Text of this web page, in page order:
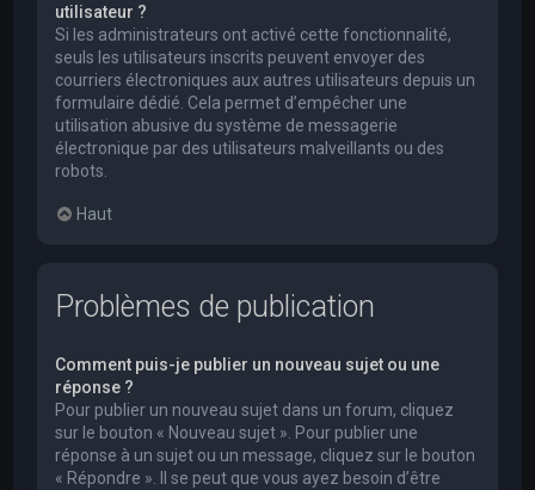
utilisateur ?
Si les administrateurs ont activé cette fonctionnalité,
seuls les utilisateurs inscrits peuvent envoyer des
courriers électroniques aux autres utilisateurs depuis un
formulaire dédié. Cela permet d’empêcher une
utilisation abusive du système de messagerie
électronique par des utilisateurs malveillants ou des
robots.
Haut
Problèmes de publication
Comment puis-je publier un nouveau sujet ou une
réponse ?
Pour publier un nouveau sujet dans un forum, cliquez
sur le bouton « Nouveau sujet ». Pour publier une
réponse à un sujet ou un message, cliquez sur le bouton
« Répondre ». Il se peut que vous ayez besoin d’être